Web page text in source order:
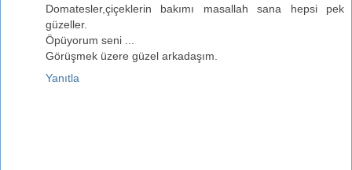
Domatesler,çiçeklerin bakımı masallah sana hepsi pek
güzeller.
Öpüyorum seni ...
Görüşmek üzere güzel arkadaşım.
Yanıtla